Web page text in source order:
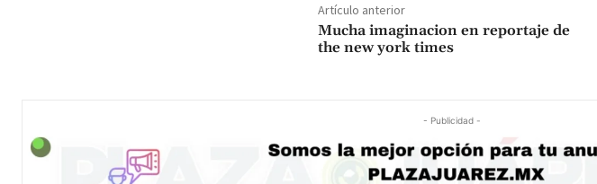
Artículo anterior
Mucha imaginacion en reportaje de
the new york times
- Publicidad -